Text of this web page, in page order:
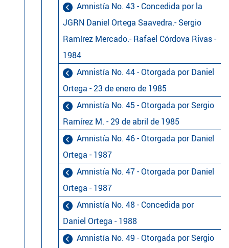
Amnistía No. 43 - Concedida por la
JGRN Daniel Ortega Saavedra.- Sergio
Ramírez Mercado.- Rafael Córdova Rivas -
1984
Amnistía No. 44 - Otorgada por Daniel
Ortega - 23 de enero de 1985
Amnistía No. 45 - Otorgada por Sergio
Ramírez M. - 29 de abril de 1985
Amnistía No. 46 - Otorgada por Daniel
Ortega - 1987
Amnistía No. 47 - Otorgada por Daniel
Ortega - 1987
Amnistía No. 48 - Concedida por
Daniel Ortega - 1988
Amnistía No. 49 - Otorgada por Sergio